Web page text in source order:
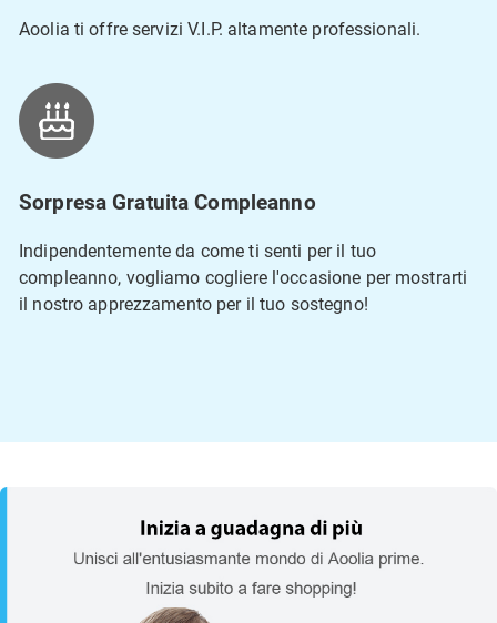
Aoolia ti offre servizi V.I.P. altamente professionali.
Sorpresa Gratuita Compleanno
Indipendentemente da come ti senti per il tuo
compleanno, vogliamo cogliere l'occasione per mostrarti
il nostro apprezzamento per il tuo sostegno!